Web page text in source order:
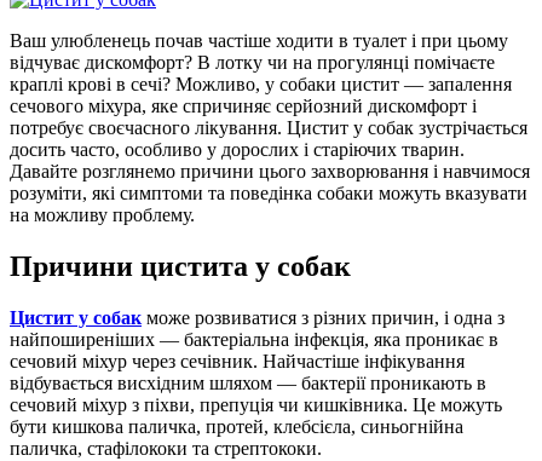
Ваш улюбленець почав частіше ходити в туалет і при цьому
відчуває дискомфорт? В лотку чи на прогулянці помічаєте
краплі крові в сечі? Можливо, у собаки цистит — запалення
сечового міхура, яке спричиняє серйозний дискомфорт і
потребує своєчасного лікування. Цистит у собак зустрічається
досить часто, особливо у дорослих і старіючих тварин.
Давайте розглянемо причини цього захворювання і навчимося
розуміти, які симптоми та поведінка собаки можуть вказувати
на можливу проблему.
Причини цистита у собак
Цистит у собак може розвиватися з різних причин, і одна з
найпоширеніших — бактеріальна інфекція, яка проникає в
сечовий міхур через сечівник. Найчастіше інфікування
відбувається висхідним шляхом — бактерії проникають в
сечовий міхур з піхви, препуція чи кишківника. Це можуть
бути кишкова паличка, протей, клебсієла, синьогнійна
паличка, стафілококи та стрептококи.